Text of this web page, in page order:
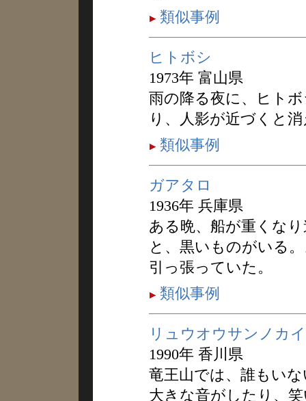
類似事例
ヒトボシ
1973年 富山県
雨の降る夜に、ヒト
り、人影が近づくと
類似事例
ガアタロ
1936年 兵庫県
ある晩、船が重くな
と、黒いものがいる
引っ張っていた。
類似事例
リュウオウサンノカイ
1990年 香川県
竜王山では、誰もい
大きな音がしたり、